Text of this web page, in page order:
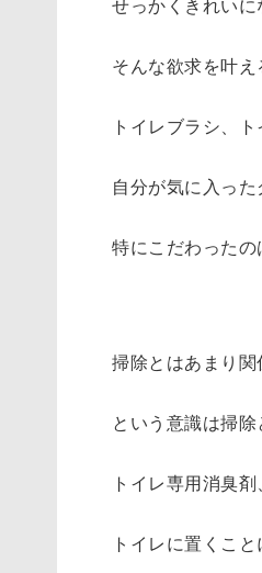
ン
ッ
の
め
掃
日
ル
テ
ン
そんな欲求を叶
トイレブラシ、
自分が気に入っ
特にこだわったの
掃除とはあまり関
という意識は掃除
トイレ専用消臭
トイレに置くこと